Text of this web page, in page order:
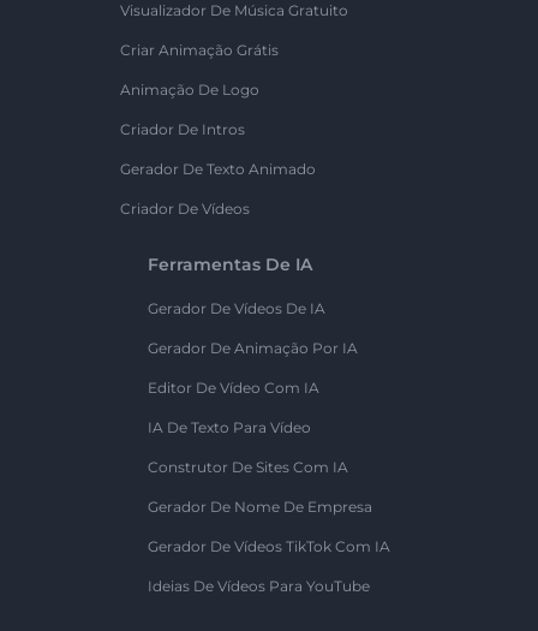
Visualizador De Música Gratuito
Criar Animação Grátis
Animação De Logo
Criador De Intros
Gerador De Texto Animado
Criador De Vídeos
Ferramentas De IA
Gerador De Vídeos De IA
Gerador De Animação Por IA
Editor De Vídeo Com IA
IA De Texto Para Vídeo
Construtor De Sites Com IA
Gerador De Nome De Empresa
Gerador De Vídeos TikTok Com IA
Ideias De Vídeos Para YouTube